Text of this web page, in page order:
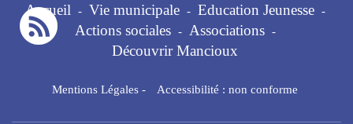
Accueil - Vie municipale - Education Jeunesse -
Actions sociales - Associations -
Découvrir Mancioux
Mentions Légales- Accessibilité : non conforme